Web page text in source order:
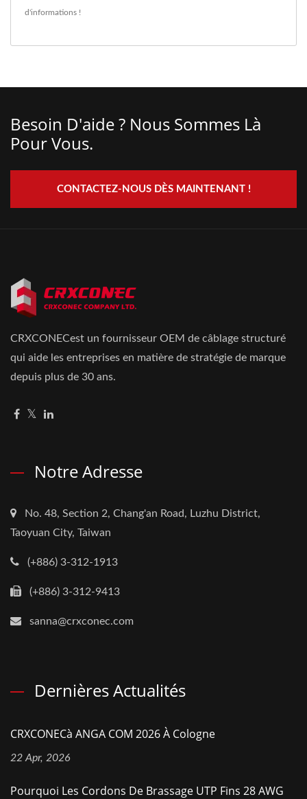
d'informations !
Besoin D'aide ? Nous Sommes Là
Pour Vous.
CONTACTEZ-NOUS DÈS MAINTENANT !
CRXCONECest un fournisseur OEM de câblage structuré
qui aide les entreprises en matière de stratégie de marque
depuis plus de 30 ans.
Notre Adresse
No. 48, Section 2, Chang'an Road, Luzhu District,
Taoyuan City, Taiwan
(+886) 3-312-1913
(+886) 3-312-9413
sanna@crxconec.com
Dernières Actualités
CRXCONECà ANGA COM 2026 À Cologne
22 Apr, 2026
Pourquoi Les Cordons De Brassage UTP Fins 28 AWG